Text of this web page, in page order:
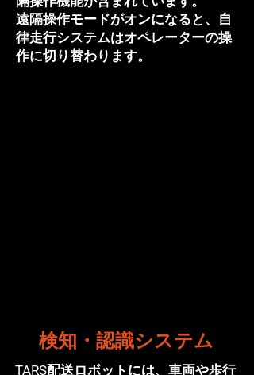
遠隔操作モードがオンになると、自
律走行システムはオペレーターの操
作に切り替わります。
検知・認識システム
TARS配送ロボットには、車両や歩行